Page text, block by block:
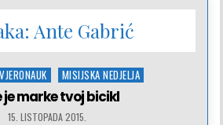
Ante Gabrić
MISIJSKA NEDJELJA
je marke tvoj bicikl
15. LISTOPADA 2015.